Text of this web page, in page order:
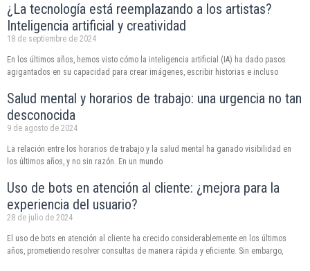
¿La tecnología está reemplazando a los artistas?
Inteligencia artificial y creatividad
18 de septiembre de 2024
En los últimos años, hemos visto cómo la inteligencia artificial (IA) ha dado pasos
agigantados en su capacidad para crear imágenes, escribir historias e incluso
Salud mental y horarios de trabajo: una urgencia no tan
desconocida
9 de agosto de 2024
La relación entre los horarios de trabajo y la salud mental ha ganado visibilidad en
los últimos años, y no sin razón. En un mundo
Uso de bots en atención al cliente: ¿mejora para la
experiencia del usuario?
28 de julio de 2024
El uso de bots en atención al cliente ha crecido considerablemente en los últimos
años, prometiendo resolver consultas de manera rápida y eficiente. Sin embargo,